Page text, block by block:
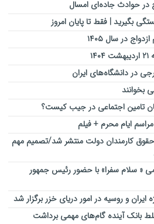
در سال ۱۴۰۵
در دانشگاه‌های ایران
بخوانند
تامین اجتماعی در جیب کیست؟
ایام محرم + فیلم
کارمندان دولت منتشر شد/تصمیم مهم
« سلام سفرا» با حضور رئیس جمهور
و روسیه در امور دریای خزر برگزار شد
بانک آینده گام‌های مهمی برداشت